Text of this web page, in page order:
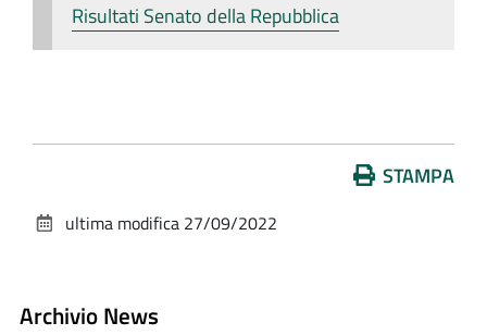
Risultati Senato della Repubblica
documento
STAMPA
ultima modifica 27/09/2022
Archivio News